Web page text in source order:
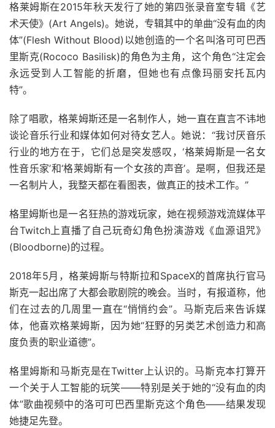
格莱姆斯在2015年秋天发行了她的第四张录音室专辑《艺
术天使》(Art Angels)。她说，专辑其中的单曲“没有血的肉
体”(Flesh Without Blood)以她创造的一个名叫洛可可巴西
里斯克(Rococo Basilisk)的角色为主角，这个角色“注定会
永远受到人工智能的折磨，但她也有点像玛丽安托瓦内
特”。
除了唱歌，格莱姆斯还是一名制作人，她一直在直言不讳地
谈论音乐行业和媒体如何对待女艺人。她说：“我讨厌音乐
行业的地方在于，它们总是突发感叹，‘格莱姆斯是一名女
性音乐家’和‘格莱姆斯有一个女孩的声音’。是啊，但我还是
一名制片人，我整天都在看图表，做真正的技术工作。”
格里姆斯也是一名狂热的游戏玩家，她在视频游戏流媒体平
台Twitch上直播了自己玩奇幻角色扮演游戏《血源诅咒》
(Bloodborne)的过程。
2018年5月，格莱姆斯与特斯拉和SpaceX的首席执行官马
斯克一起出席了大都会歌剧院的晚会。当时，有报道称，他
们在过去的几周里一直在“悄悄约会”。马斯克后来告诉媒
体，他喜欢格莱姆斯，因为她“狂野的另类艺术创造力和高
度负责的职业道德”。
格里姆斯和马斯克是在Twitter上认识的。马斯克本打算开
一个关于人工智能的玩笑——特别是关于她的“没有血的肉
体”歌曲视频中的洛可可巴西里斯克这个角色——结果发现
她捷足先登。